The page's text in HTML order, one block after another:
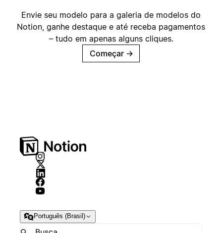
Envie seu modelo para a galeria de modelos do
Notion, ganhe destaque e até receba pagamentos
– tudo em apenas alguns cliques.
Começar →
Português (Brasil)